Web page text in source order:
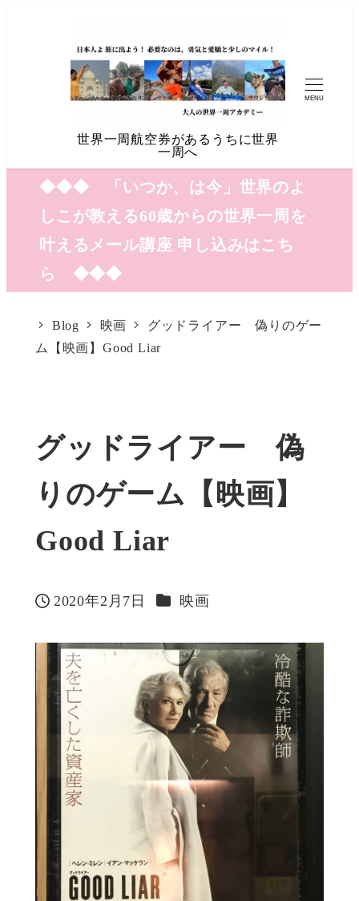
世界一周航空券があるうちに世界
一周へ
MENU
◆◆◆ 「いつか、は今」世界のよ
しこが教える60歳からの世界一周を
叶えるメール講座 申し込みはこち
ら ◆◆◆
Blog 映画
グッドライアー 偽りのゲー
ム【映画】Good Liar
グッドライアー 偽
りのゲーム【映画】
Good Liar
投稿日
2020年2月7日 カテゴリー
映画